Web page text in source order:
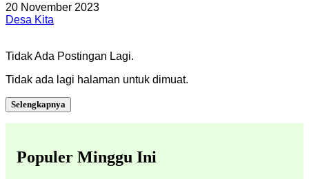
20 November 2023
Desa Kita
Tidak Ada Postingan Lagi.
Tidak ada lagi halaman untuk dimuat.
Selengkapnya
Populer Minggu Ini